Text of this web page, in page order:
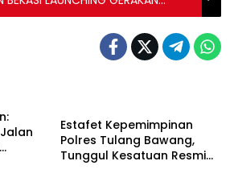
TANAM POHON
Estafet Kepemimpinan
Polres Tulang Bawang,
Tunggul Kesatuan Resmi
Daerah